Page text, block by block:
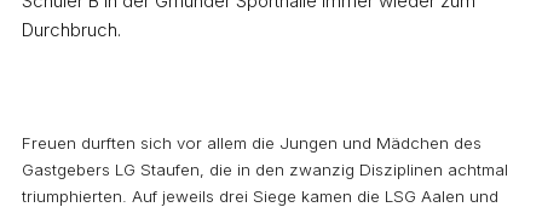
Durchbruch.
Freuen durften sich vor allem die Jungen und Mädchen des
Gastgebers LG Staufen, die in den zwanzig Disziplinen achtmal
triumphierten. Auf jeweils drei Siege kamen die LSG Aalen und